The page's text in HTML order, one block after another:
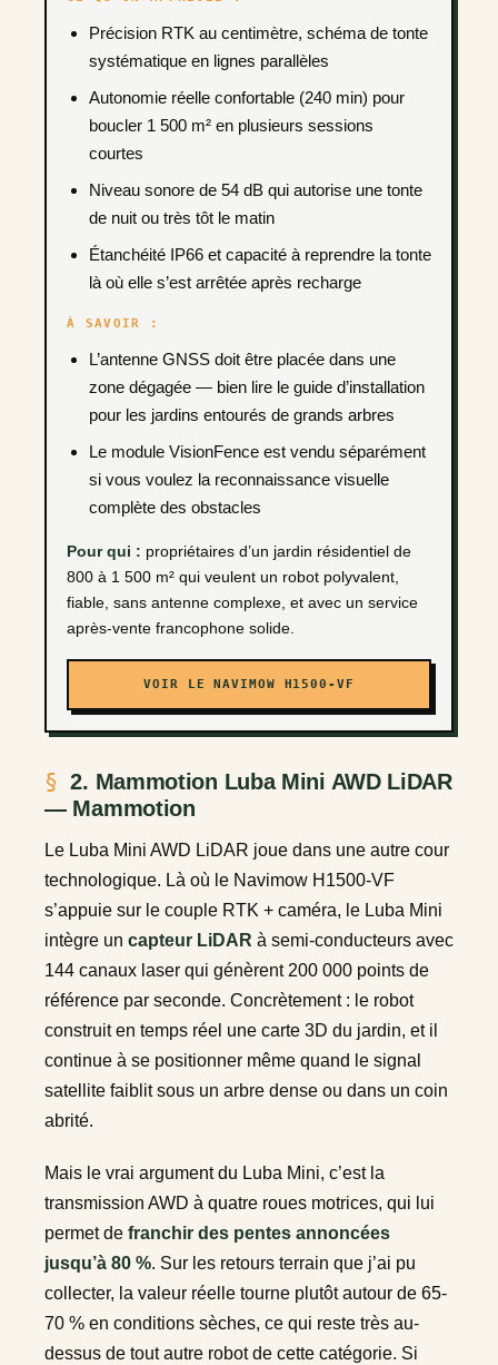
Précision RTK au centimètre, schéma de tonte
systématique en lignes parallèles
Autonomie réelle confortable (240 min) pour
boucler 1 500 m² en plusieurs sessions
courtes
Niveau sonore de 54 dB qui autorise une tonte
de nuit ou très tôt le matin
Étanchéité IP66 et capacité à reprendre la tonte
là où elle s’est arrêtée après recharge
À SAVOIR :
L’antenne GNSS doit être placée dans une
zone dégagée — bien lire le guide d’installation
pour les jardins entourés de grands arbres
Le module VisionFence est vendu séparément
si vous voulez la reconnaissance visuelle
complète des obstacles
Pour qui : propriétaires d’un jardin résidentiel de
800 à 1 500 m² qui veulent un robot polyvalent,
fiable, sans antenne complexe, et avec un service
après-vente francophone solide.
VOIR LE NAVIMOW H1500-VF
2. Mammotion Luba Mini AWD LiDAR
— Mammotion
Le Luba Mini AWD LiDAR joue dans une autre cour
technologique. Là où le Navimow H1500-VF
s’appuie sur le couple RTK + caméra, le Luba Mini
intègre un capteur LiDAR à semi-conducteurs avec
144 canaux laser qui génèrent 200 000 points de
référence par seconde. Concrètement : le robot
construit en temps réel une carte 3D du jardin, et il
continue à se positionner même quand le signal
satellite faiblit sous un arbre dense ou dans un coin
abrité.
Mais le vrai argument du Luba Mini, c’est la
transmission AWD à quatre roues motrices, qui lui
permet de franchir des pentes annoncées
jusqu’à 80 %. Sur les retours terrain que j’ai pu
collecter, la valeur réelle tourne plutôt autour de 65-
70 % en conditions sèches, ce qui reste très au-
dessus de tout autre robot de cette catégorie. Si